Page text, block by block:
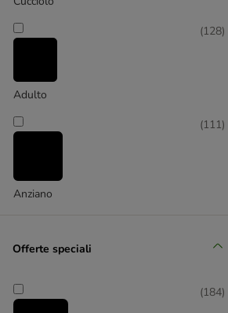
ferplast
Adulto
(128)
Anziano
(111)
Offerte speciali
(184)